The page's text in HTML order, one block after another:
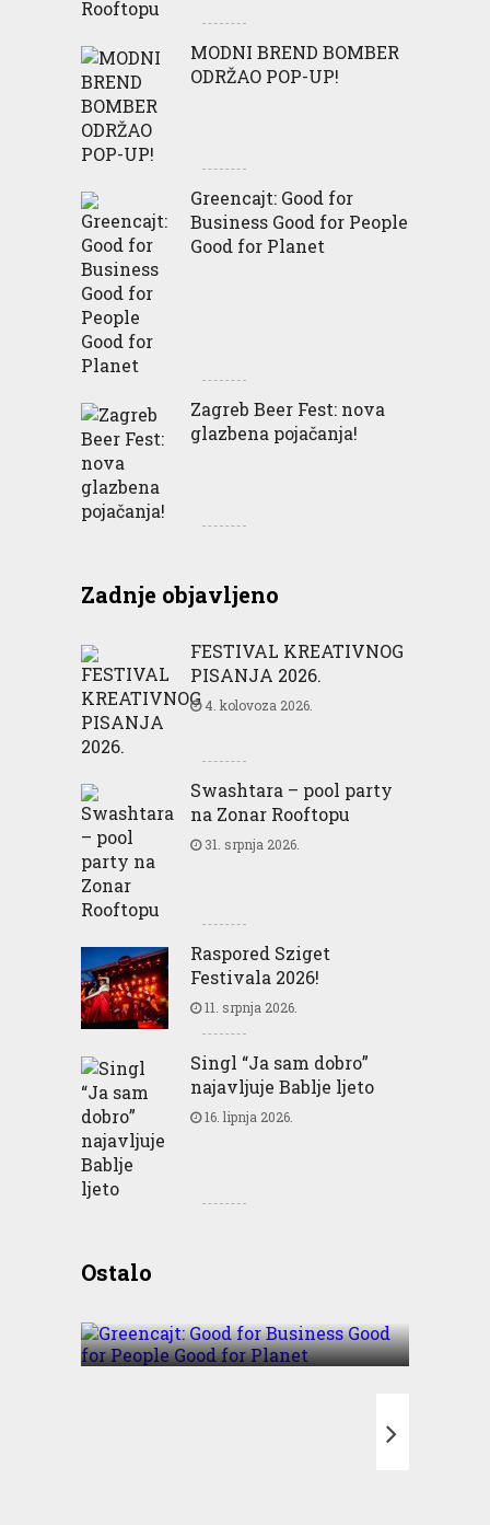
MODNI BREND BOMBER
ODRŽAO POP-UP!
Greencajt: Good for
Business Good for People
Good for Planet
Zagreb Beer Fest: nova
glazbena pojačanja!
Zadnje objavljeno
FESTIVAL KREATIVNOG
PISANJA 2026.
4. kolovoza 2026.
Swashtara – pool party
na Zonar Rooftopu
31. srpnja 2026.
Raspored Sziget
Festivala 2026!
11. srpnja 2026.
Singl “Ja sam dobro”
najavljuje Bablje ljeto
16. lipnja 2026.
OstaloBusiness Good for People